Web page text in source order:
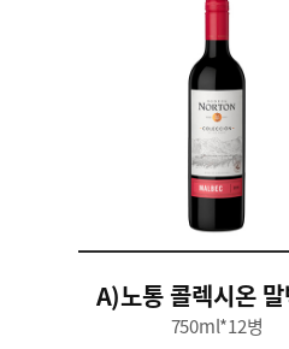
A)노통 콜렉시온
750ml*12병